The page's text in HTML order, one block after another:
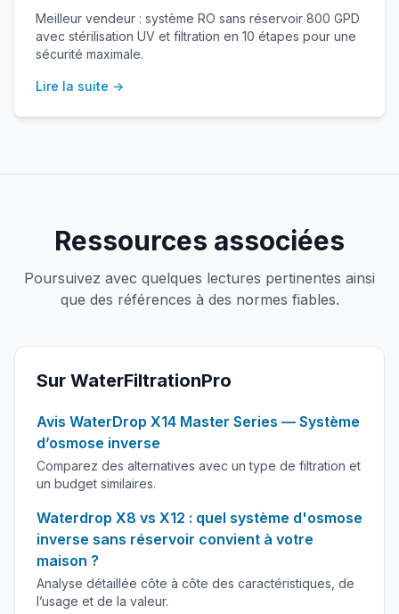
Meilleur vendeur : système RO sans réservoir 800 GPD
avec stérilisation UV et filtration en 10 étapes pour une
sécurité maximale.
Lire la suite →
Ressources associées
Poursuivez avec quelques lectures pertinentes ainsi
que des références à des normes fiables.
Sur WaterFiltrationPro
Avis WaterDrop X14 Master Series — Système
d’osmose inverse
Comparez des alternatives avec un type de filtration et
un budget similaires.
Waterdrop X8 vs X12 : quel système d'osmose
inverse sans réservoir convient à votre
maison ?
Analyse détaillée côte à côte des caractéristiques, de
l’usage et de la valeur.